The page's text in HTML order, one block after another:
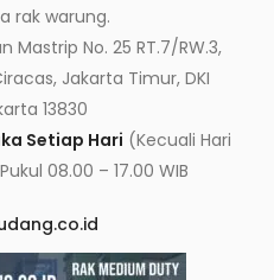
rak warung.
Mastrip No. 25 RT.7/RW.3,
Jakarta Timur, DKI
13830
Setiap Hari (Kecuali Hari
08.00 – 17.00 WIB